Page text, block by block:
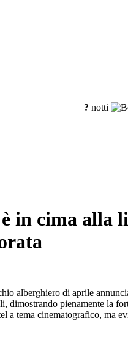
? notti
in cima alla
alberghiero di aprile
dimostrando pienamente la
tema cinematografico, ma